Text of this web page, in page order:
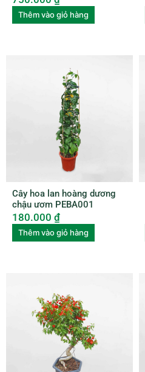
Thêm vào giỏ hàng
Cây hoa lan hoàng dương
chậu ươm PEBA001
180.000 ₫
Thêm vào giỏ hàng